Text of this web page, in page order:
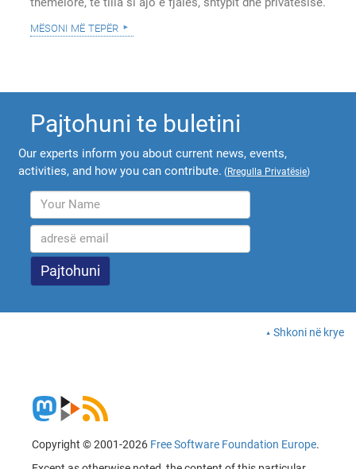
mësoni më tepër
Pajtohuni te buletini
Our experts inform you about current news, events,
activities, and how you can contribute. (Rregulla Privatësie)
Shkoni në krye
Copyright © 2001-2026 Free Software Foundation Europe.